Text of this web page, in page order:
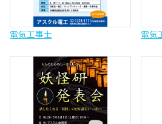
電気工事士 電気